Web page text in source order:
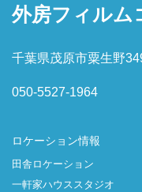
外房フィルム
千葉県茂原市粟生野
050-5527-1964
ロケーション情報
田舎ロケーション
一軒家ハウススタジオ